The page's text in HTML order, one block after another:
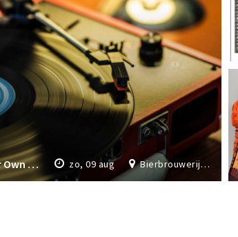
Bierbrouwerij De Dochter van de Korenaar
zo, 09 aug
Speciaalbier & Bring Your Own Vinyl